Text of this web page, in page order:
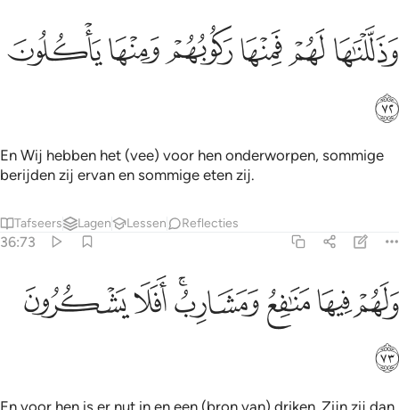
وذللناها لهم فمنها ركوبهم ومنها ياكلون ٧٢
وَذَلَّلْنَـٰهَا لَهُمْ فَمِنْهَا رَكُوبُهُمْ وَمِنْهَا يَأْكُلُونَ ٧٢
ﱎﱏﱐﱑﱒﱓ
ﱔ
En Wij hebben het (vee) voor hen onderworpen, sommige
berijden zij ervan en sommige eten zij.
Tafseers Lagen Lessen Reflecties
36:73
ولهم فيها منافع ومشارب افلا يشكرون ٧٣
وَلَهُمْ فِيهَا مَنَـٰفِعُ وَمَشَارِبُ ۖ أَفَلَا يَشْكُرُونَ ٧٣
ﱕﱖﱗﱘﱙﱚﱛ
ﱜ
En voor hen is er nut in en een (bron van) driken. Zijn zij dan